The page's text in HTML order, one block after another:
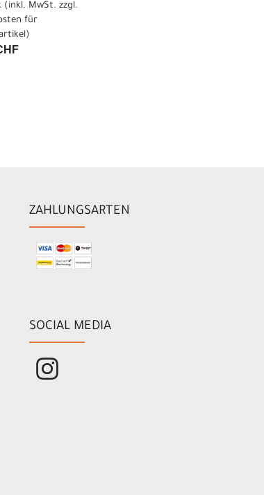
(inkl. MwSt. zzgl.
für
)
ZAHLUNGSARTEN
SOCIAL MEDIA